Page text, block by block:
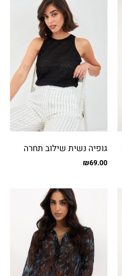
גופיה נשית שילוב תחרה
₪69.00